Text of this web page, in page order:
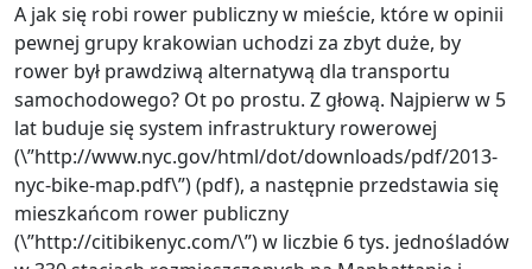
A jak się robi rower publiczny w mieście, które w opinii
pewnej grupy krakowian uchodzi za zbyt duże, by
rower był prawdziwą alternatywą dla transportu
samochodowego? Ot po prostu. Z głową. Najpierw w 5
lat buduje się system infrastruktury rowerowej
(\”http://www.nyc.gov/html/dot/downloads/pdf/2013-
nyc-bike-map.pdf\”) (pdf), a następnie przedstawia się
mieszkańcom rower publiczny
(\”http://citibikenyc.com/\”) w liczbie 6 tys. jednośladów